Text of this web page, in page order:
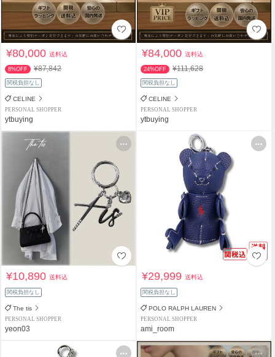
¥80,000送料込
8%OFF ¥87,842
関税負担なし
CELINE
PERSONAL SHOPPER
ytbuying
¥84,000送料込
24%OFF ¥111,628
関税負担なし
CELINE
PERSONAL SHOPPER
ytbuying
¥10,890送料込
関税負担なし
The tis
PERSONAL SHOPPER
yeon03
¥29,999送料込
関税負担なし
POLO RALPH LAUREN
PERSONAL SHOPPER
ami_room